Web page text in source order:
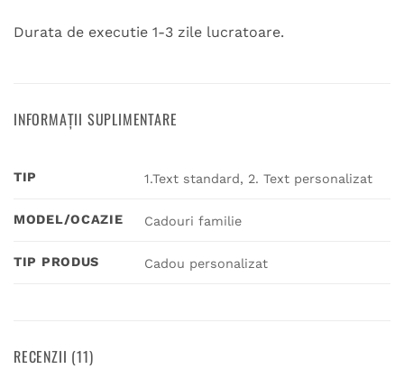
Durata de executie 1-3 zile lucratoare.
INFORMAȚII SUPLIMENTARE
TIP 1.Text standard, 2. Text personalizat
MODEL/OCAZIE Cadouri familie
TIP PRODUS Cadou personalizat
RECENZII (11)